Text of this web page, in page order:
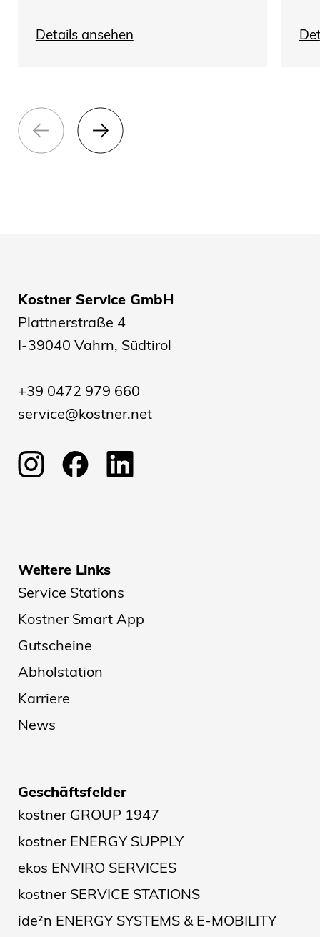
Details ansehen
Kostner Service GmbH
Plattnerstraße 4
I-39040 Vahrn, Südtirol
+39 0472 979 660
service@kostner.net
Weitere Links
Service Stations
Kostner Smart App
Gutscheine
Abholstation
Karriere
News
Geschäftsfelder
kostner GROUP 1947
kostner ENERGY SUPPLY
ekos ENVIRO SERVICES
kostner SERVICE STATIONS
ide²n ENERGY SYSTEMS & E-MOBILITY